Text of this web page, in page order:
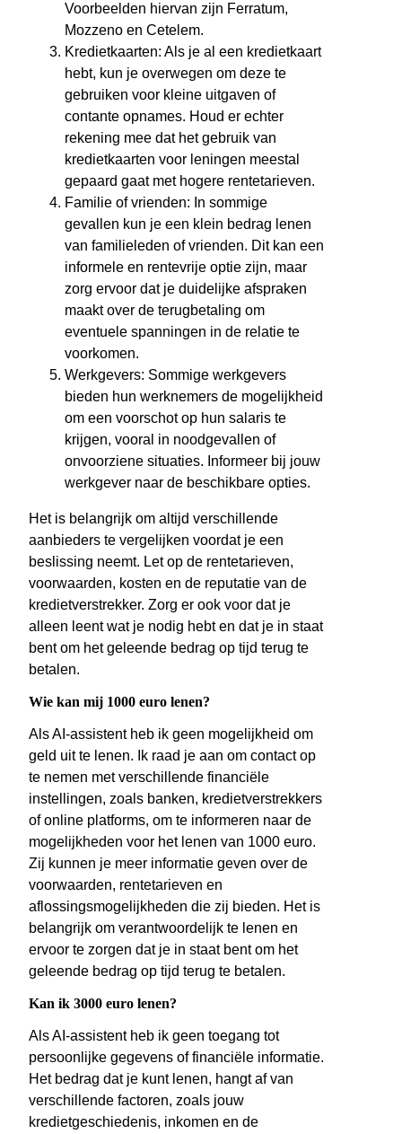
Voorbeelden hiervan zijn Ferratum,
Mozzeno en Cetelem.
Kredietkaarten: Als je al een kredietkaart
hebt, kun je overwegen om deze te
gebruiken voor kleine uitgaven of
contante opnames. Houd er echter
rekening mee dat het gebruik van
kredietkaarten voor leningen meestal
gepaard gaat met hogere rentetarieven.
Familie of vrienden: In sommige
gevallen kun je een klein bedrag lenen
van familieleden of vrienden. Dit kan een
informele en rentevrije optie zijn, maar
zorg ervoor dat je duidelijke afspraken
maakt over de terugbetaling om
eventuele spanningen in de relatie te
voorkomen.
Werkgevers: Sommige werkgevers
bieden hun werknemers de mogelijkheid
om een voorschot op hun salaris te
krijgen, vooral in noodgevallen of
onvoorziene situaties. Informeer bij jouw
werkgever naar de beschikbare opties.
Het is belangrijk om altijd verschillende
aanbieders te vergelijken voordat je een
beslissing neemt. Let op de rentetarieven,
voorwaarden, kosten en de reputatie van de
kredietverstrekker. Zorg er ook voor dat je
alleen leent wat je nodig hebt en dat je in staat
bent om het geleende bedrag op tijd terug te
betalen.
Wie kan mij 1000 euro lenen?
Als AI-assistent heb ik geen mogelijkheid om
geld uit te lenen. Ik raad je aan om contact op
te nemen met verschillende financiële
instellingen, zoals banken, kredietverstrekkers
of online platforms, om te informeren naar de
mogelijkheden voor het lenen van 1000 euro.
Zij kunnen je meer informatie geven over de
voorwaarden, rentetarieven en
aflossingsmogelijkheden die zij bieden. Het is
belangrijk om verantwoordelijk te lenen en
ervoor te zorgen dat je in staat bent om het
geleende bedrag op tijd terug te betalen.
Kan ik 3000 euro lenen?
Als AI-assistent heb ik geen toegang tot
persoonlijke gegevens of financiële informatie.
Het bedrag dat je kunt lenen, hangt af van
verschillende factoren, zoals jouw
kredietgeschiedenis, inkomen en de